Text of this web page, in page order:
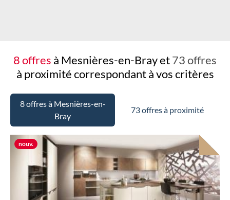
8 offres à Mesnières-en-Bray et73 offres
à proximitécorrespondant à vos critères
8 offres à Mesnières-en-
Bray
73 offres à proximité
nouv.Nouvelle offre